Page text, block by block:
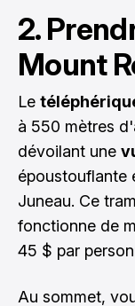
2.
Mount
Le
à 550 mètres
dévoilant une
époustouflante
Juneau. Ce
fonctionne de
45 $ par
Au sommet,